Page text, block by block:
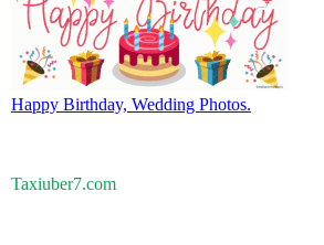
Happy Birthday, Wedding Photos.
Taxiuber7.com